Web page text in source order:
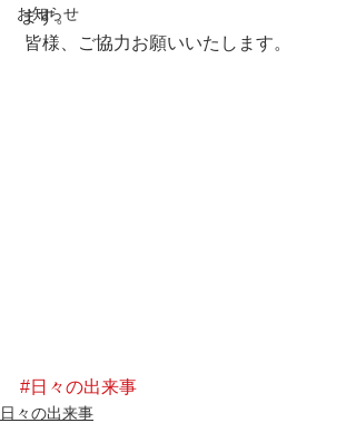
お知らせ
ます。
皆様、ご協力お願いいたします。
#日々の出来事
日々の出来事